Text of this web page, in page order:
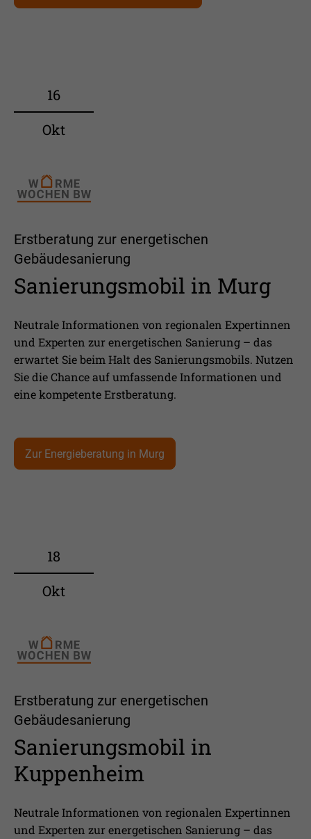
16
Okt
Erstberatung zur energetischen
Gebäudesanierung
Sanierungsmobil in Murg
Neutrale Informationen von regionalen Expertinnen
und Experten zur energetischen Sanierung – das
erwartet Sie beim Halt des Sanierungsmobils. Nutzen
Sie die Chance auf umfassende Informationen und
eine kompetente Erstberatung.
Zur Energieberatung in Murg
18
Okt
Erstberatung zur energetischen
Gebäudesanierung
Sanierungsmobil in
Kuppenheim
Neutrale Informationen von regionalen Expertinnen
und Experten zur energetischen Sanierung – das